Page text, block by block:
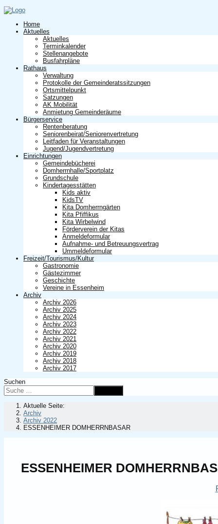
Home
Aktuelles
Aktuelles
Terminkalender
Stellenangebote
Busfahrpläne
Rathaus
Verwaltung
Protokolle der Gemeinderatssitzungen
Ortsmittelpunkt
Satzungen
AK Mobilität
Anmietung Gemeinderäume
Bürgerservice
Rentenberatung
Seniorenbeirat/Seniorenvertretung
Leitfaden für Veranstaltungen
Jugend/Jugendvertretung
Einrichtungen
Gemeindebücherei
Domherrnhalle/Sportplatz
Grundschule
Kindertagesstätten
Kids aktiv
KidsTV
Kita Domherrngärten
Kita Pfiffikus
Kita Wirbelwind
Förderverein der Kitas
Anmeldeformular
Aufnahme- und Betreuungsvertrag
Ummeldeformular
Freizeit/Tourismus/Kultur
Gastronomie
Gästezimmer
Geschichte
Vereine in Essenheim
Archiv
Archiv 2026
Archiv 2025
Archiv 2024
Archiv 2023
Archiv 2022
Archiv 2021
Archiv 2020
Archiv 2019
Archiv 2018
Archiv 2017
Suchen
Aktuelle Seite:
Archiv
Archiv 2022
ESSENHEIMER DOMHERRNBASAR
ESSENHEIMER